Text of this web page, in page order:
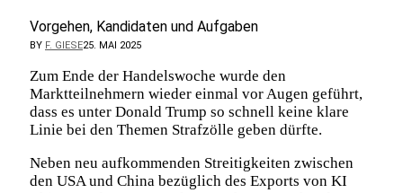
Vorgehen, Kandidaten und Aufgaben
BY F. GIESE25. MAI 2025
Zum Ende der Handelswoche wurde den
Marktteilnehmern wieder einmal vor Augen geführt,
dass es unter Donald Trump so schnell keine klare
Linie bei den Themen Strafzölle geben dürfte.
Neben neu aufkommenden Streitigkeiten zwischen
den USA und China bezüglich des Exports von KI